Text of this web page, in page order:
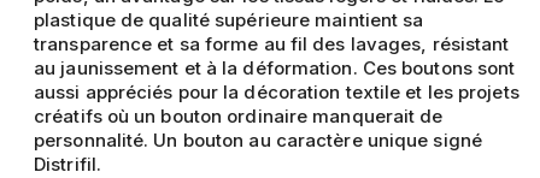
plastique de qualité supérieure maintient sa
transparence et sa forme au fil des lavages, résistant
au jaunissement et à la déformation. Ces boutons sont
aussi appréciés pour la décoration textile et les projets
créatifs où un bouton ordinaire manquerait de
personnalité. Un bouton au caractère unique signé
Distrifil.